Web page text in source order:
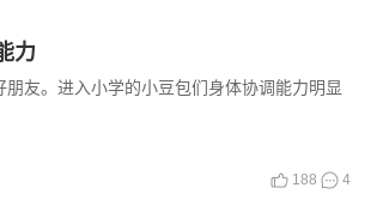
力
友。进入小学的小豆包们身体协调能力明显
188 4